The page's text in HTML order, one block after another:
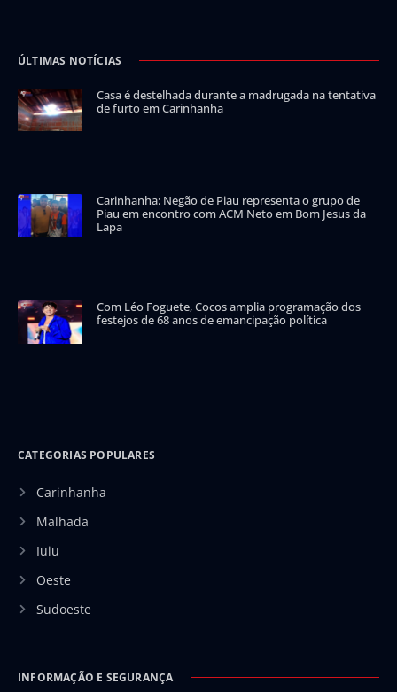
ÚLTIMAS NOTÍCIAS
Casa é destelhada durante a madrugada na tentativa
de furto em Carinhanha
Carinhanha: Negão de Piau representa o grupo de
Piau em encontro com ACM Neto em Bom Jesus da
Lapa
Com Léo Foguete, Cocos amplia programação dos
festejos de 68 anos de emancipação política
CATEGORIAS POPULARES
Carinhanha
Malhada
Iuiu
Oeste
Sudoeste
INFORMAÇÃO E SEGURANÇA